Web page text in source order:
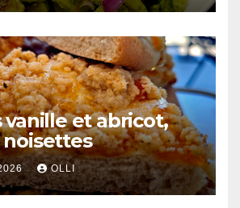
vanille et abricot,
OLLI